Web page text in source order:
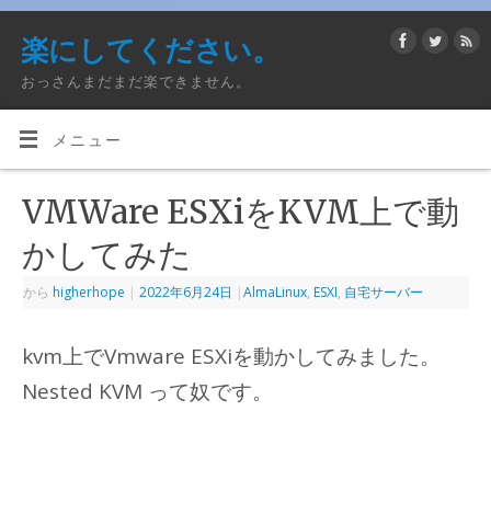
楽にしてください。
おっさんまだまだ楽できません。
メニュー
VMWare ESXiをKVM上で動
かしてみた
から higherhope | 2022年6月24日 |AlmaLinux, ESXI, 自宅サーバー
kvm上でVmware ESXiを動かしてみました。
Nested KVM って奴です。